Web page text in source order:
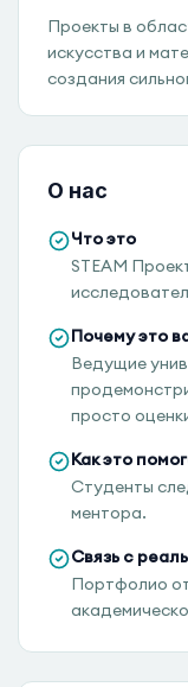
Проекты в
искусства и
создания
О нас
Что это
STEAM
Почему это
Ведущие
просто
Как это
Студенты
ментора.
Связь с
Портфолио